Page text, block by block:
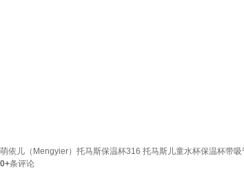
萌依儿（Mengyier）托马斯保温杯316 托马斯儿童水杯保温杯带
0+条评论